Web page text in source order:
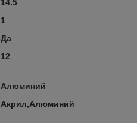
14.5
1
Да
12
Алюминий
Акрил,Алюминий